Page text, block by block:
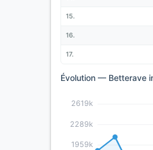
Évolution — Betterave
1959k
2289k
2619k